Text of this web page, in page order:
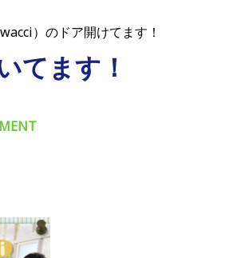
）のドア開けてます！
てます！